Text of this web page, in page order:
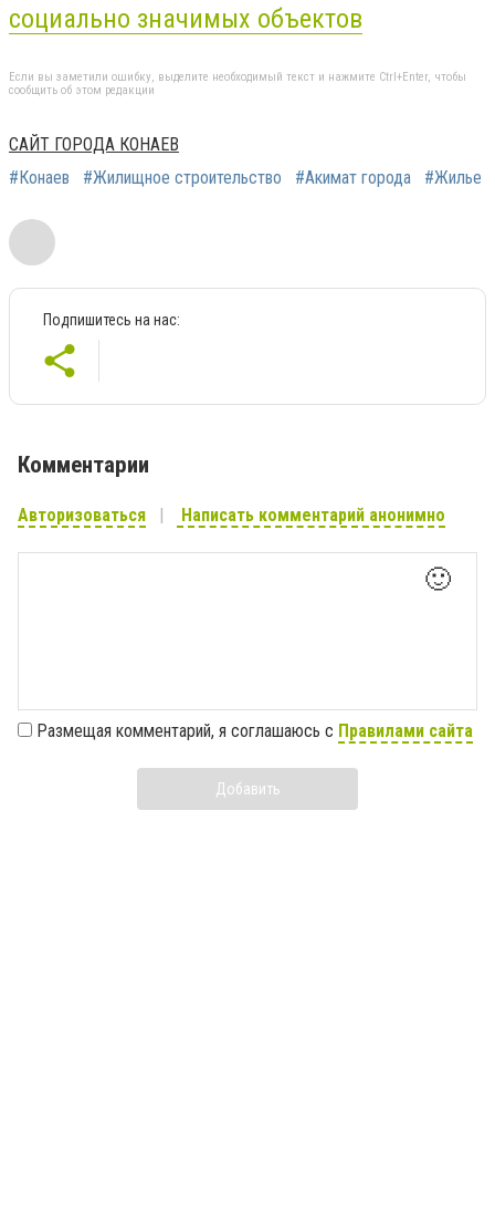
социально значимых объектов
Если вы заметили ошибку, выделите необходимый текст и нажмите Ctrl+Enter, чтобы
сообщить об этом редакции
САЙТ ГОРОДА КОНАЕВ
#Конаев
#Жилищное строительство #Акимат города #Жилье
Подпишитесь на нас:
Комментарии
Авторизоваться Написать комментарий анонимно
🙂
Размещая комментарий, я соглашаюсь с Правилами сайта
Добавить